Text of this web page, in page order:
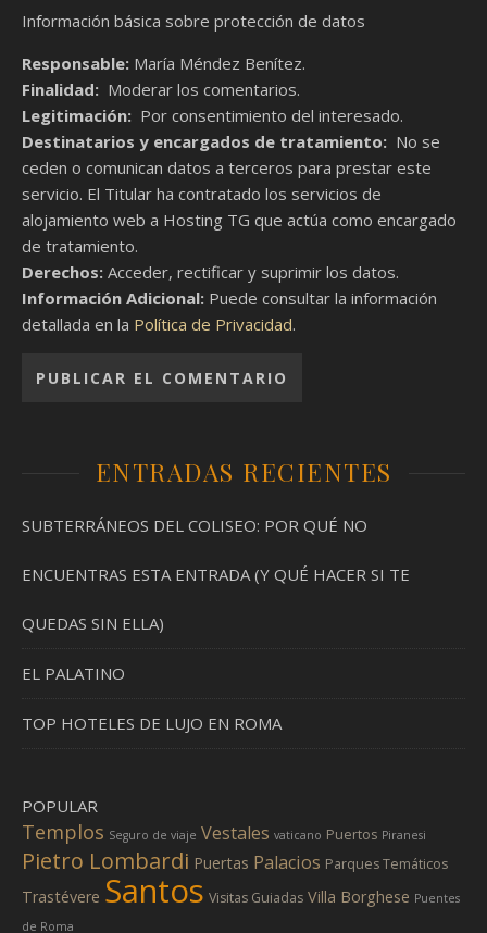
Información básica sobre protección de datos
Responsable: María Méndez Benítez.
Finalidad: Moderar los comentarios.
Legitimación: Por consentimiento del interesado.
Destinatarios y encargados de tratamiento: No se
ceden o comunican datos a terceros para prestar este
servicio. El Titular ha contratado los servicios de
alojamiento web a Hosting TG que actúa como encargado
de tratamiento.
Derechos: Acceder, rectificar y suprimir los datos.
Información Adicional: Puede consultar la información
detallada en la Política de Privacidad.
ENTRADAS RECIENTES
SUBTERRÁNEOS DEL COLISEO: POR QUÉ NO
ENCUENTRAS ESTA ENTRADA (Y QUÉ HACER SI TE
QUEDAS SIN ELLA)
EL PALATINO
TOP HOTELES DE LUJO EN ROMA
POPULAR
Templos Seguro de viaje Vestales vaticano Puertos Piranesi
Pietro Lombardi Puertas Palacios Parques Temáticos
Trastévere Santos Visitas Guiadas Villa Borghese Puentes
de Roma